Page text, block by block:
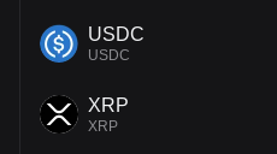
USDC
USDC
XRP
XRP